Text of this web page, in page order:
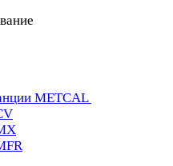
METCAL